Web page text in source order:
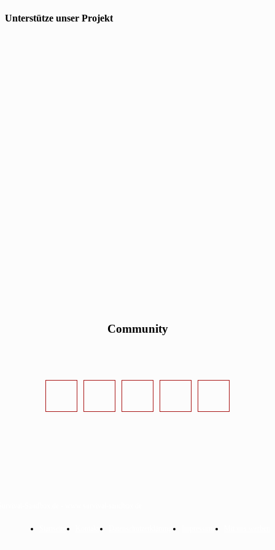
Unterstütze unser Projekt
Community